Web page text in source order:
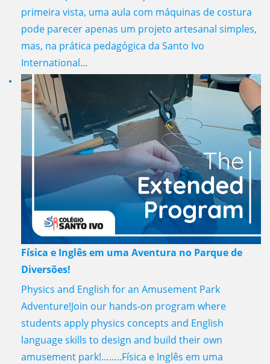
primeira vista, uma aula com máquinas de costura
pode parecer apenas um projeto artesanal simples,
mas, na prática pedagógica da Santo Ivo
International...
Física e Inglês em uma Aventura no Parque de
Diversões!
Physics and English for an Amusement Park
Adventure!Join our hands-on program where
students apply physics concepts and English
language skills to design and build their own
amusement park!……..Física e Inglês em uma